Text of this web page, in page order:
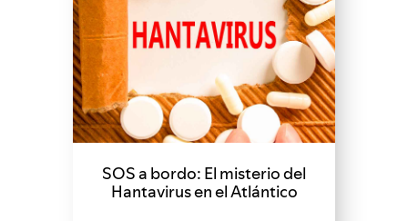
SOS a bordo: El misterio del
Hantavirus en el Atlántico